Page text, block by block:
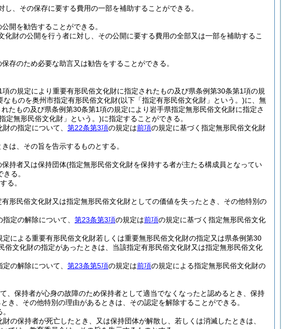
、その保存に要する費用の一部を補助することができる。
開を勧告することができる。
化財の公開を行う者に対し、その公開に要する費用の全部又は一部を補助するこ
存のため必要な助言又は勧告をすることができる。
の規定により重要有形民俗文化財に指定されたもの及び県条例第30条第1項の規
なものを奥州市指定有形民俗文化財(以下「指定有形民俗文化財」という。)に、無
たもの及び県条例第30条第1項の規定により岩手県指定無形民俗文化財に指定さ
定無形民俗文化財」という。)に指定することができる。
の指定について、 第22条第3項の規定は前項の規定に基づく指定無形民俗文化財
は、その旨を告示するものとする。
持者又は保持団体(指定無形民俗文化財を保持する者が主たる構成員となってい
る。
る。
形民俗文化財又は指定無形民俗文化財としての価値を失ったとき、その他特別の
定の解除について、 第23条第3項の規定は前項の規定に基づく指定無形民俗文化
による重要有形民俗文化財若しくは重要無形民俗文化財の指定又は県条例第30
文化財の指定があったときは、当該指定有形民俗文化財又は指定無形民俗文化
の解除について、 第23条第5項の規定は前項の規定による指定無形民俗文化財の
、保持者が心身の故障のため保持者として適当でなくなったと認めるとき、保持
、その他特別の理由があるときは、その認定を解除することができる。
の保持者が死亡したとき、又は保持団体が解散し、若しくは消滅したときは、